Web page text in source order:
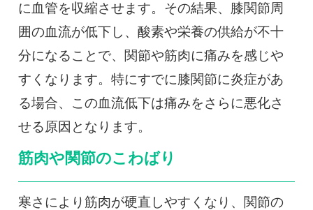
に血管を収縮させます。その結果、膝関節周
囲の血流が低下し、酸素や栄養の供給が不十
分になることで、関節や筋肉に痛みを感じや
すくなります。特にすでに膝関節に炎症があ
る場合、この血流低下は痛みをさらに悪化さ
せる原因となります。
筋肉や関節のこわばり
寒さにより筋肉が硬直しやすくなり、関節の